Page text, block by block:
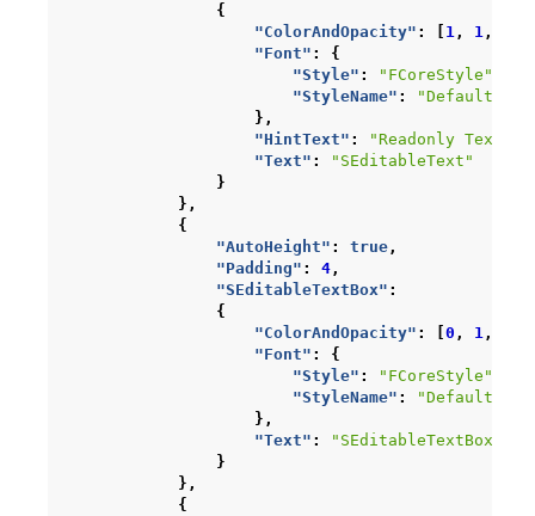
{
"ColorAndOpacity" : 1, 1,
"Font" :
{
"Style" : "FCoreStyle"
"StyleName" :
},
"HintText" :
"Readonly Text
"Text" :
"SEditableText"
}
},
{
"AutoHeight" : true,
"Padding" : 4,
"SEditableTextBox" :
{
"ColorAndOpacity" : 0 , 1,
"Font" :
{
"Style" : "FCoreStyle"
"StyleName" :
},
"Text" :
"SEditableTextBox"
}
},
{